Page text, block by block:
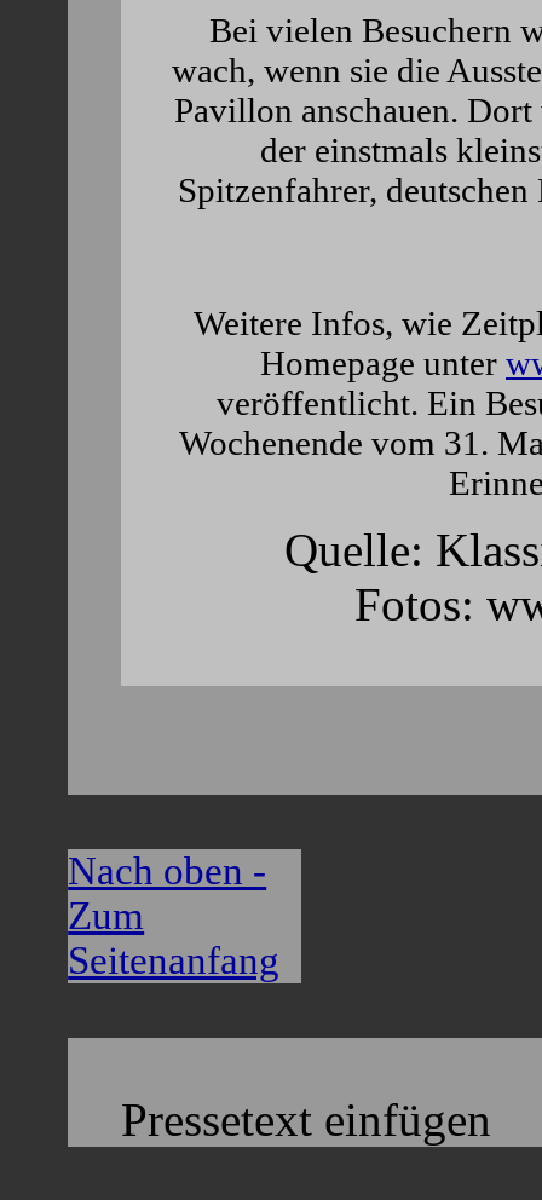
Bei vielen Besuchern
wach, wenn sie die
Pavillon anschauen.
der einstmals
Spitzenfahrer,
Weitere Infos, wie
Homepage unter
veröffentlicht. Ein
Wochenende vom 31.
Quelle:
Fotos:
Nach oben -
Zum
Seitenanfang
Pressetext einfügen